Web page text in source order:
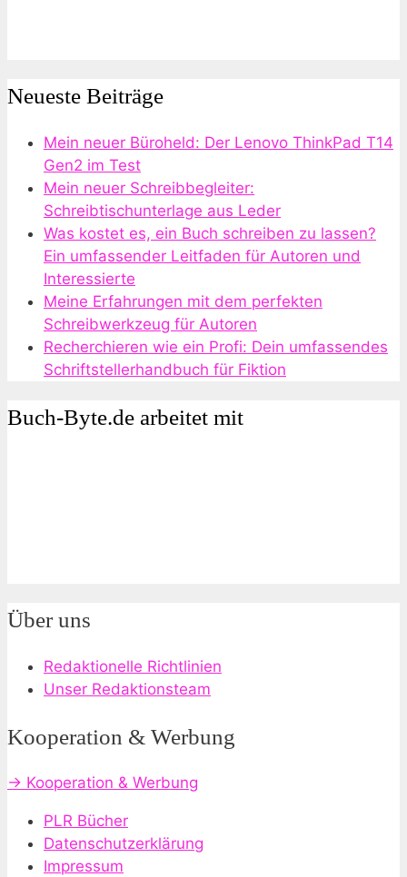
Neueste Beiträge
Mein neuer Büroheld: Der Lenovo ThinkPad T14
Gen2 im Test
Mein neuer Schreibbegleiter:
Schreibtischunterlage aus Leder
Was kostet es, ein Buch schreiben zu lassen?
Ein umfassender Leitfaden für Autoren und
Interessierte
Meine Erfahrungen mit dem perfekten
Schreibwerkzeug für Autoren
Recherchieren wie ein Profi: Dein umfassendes
Schriftstellerhandbuch für Fiktion
Buch-Byte.de arbeitet mit
Über uns
Redaktionelle Richtlinien
Unser Redaktionsteam
Kooperation & Werbung
→ Kooperation & Werbung
PLR Bücher
Datenschutzerklärung
Impressum